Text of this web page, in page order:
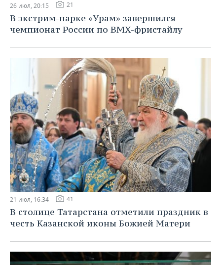
26 июл, 20:15 21
В экстрим-парке «Урам» завершился
чемпионат России по BMX-фристайлу
21 июл, 16:34 41
В столице Татарстана отметили праздник в
честь Казанской иконы Божией Матери